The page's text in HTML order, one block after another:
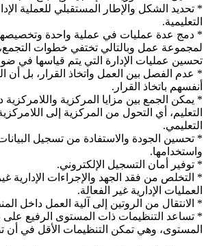
* تحديد الشكل والإطار المستقبلي للعملية
التعليمية.
* دمج عدة عمليات في عملية واحدة
لمجموعة عمل وبالتالي تختفي خطوات
تحسين عمليات الإدارة التي يتم قياسها في
* عدم الفصل بين العمل واتخاذ القرار، بل أن
أنفسهم باتخاذ القرار.
* يمكن الجمع بين مزايا المركزية
التعليم، أي التحول من المركزية إلى
التعليمي.
* تحسين الجودة والاستفادة من تسجيل
واستخدامها.
* توفير أمان التسجيل الإلكتروني.
* التخلص من فقد الجهد والإجراءات الإدارية
العمليات الإدارية غير الفعالة.
* الانتقال من الروتين إلى آلية العمل داخل
* تساعد التنظيمات ذات المستوى الرفيع على
المستوى، وهي تمكن التنظيمات الأقل في أن